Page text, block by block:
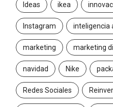
Ideas ikea
Instagram inteligencia
marketing marketing
navidad Nike
Redes Sociales